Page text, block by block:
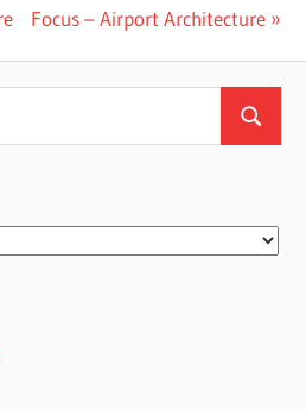
Nächster
Focus – Airport Architecture
Suchen